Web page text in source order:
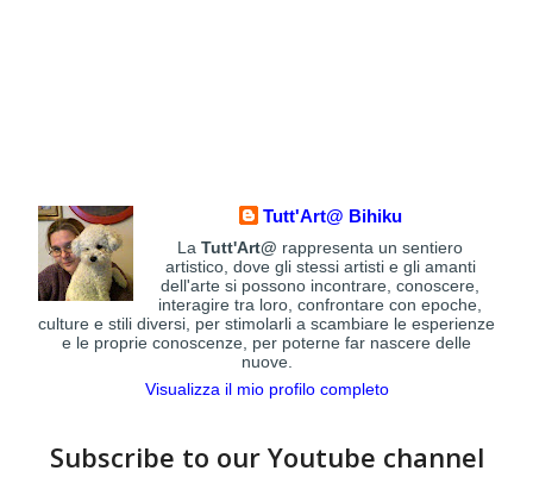
Tutt'Art@ Bihiku
LaTutt'Art@ rappresenta un sentiero
artistico, dove gli stessi artisti e gli amanti
dell'arte si possono incontrare, conoscere,
interagire tra loro, confrontare con epoche,
culture e stili diversi, per stimolarli a scambiare le esperienze
e le proprie conoscenze, per poterne far nascere delle
nuove.
Visualizza il mio profilo completo
Subscribe to our Youtube channel